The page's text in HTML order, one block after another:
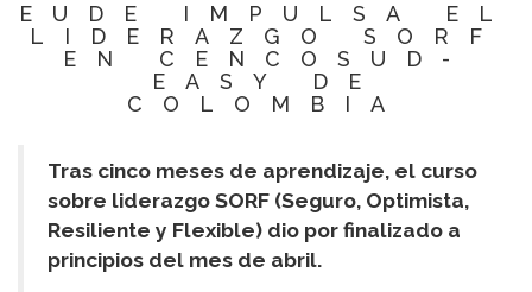
EUDE IMPULSA EL
LIDERAZGO SORF
EN CENCOSUD-
EASY DE
COLOMBIA
Tras cinco meses de aprendizaje, el curso
sobre liderazgo SORF (Seguro, Optimista,
Resiliente y Flexible) dio por finalizado a
principios del mes de abril.